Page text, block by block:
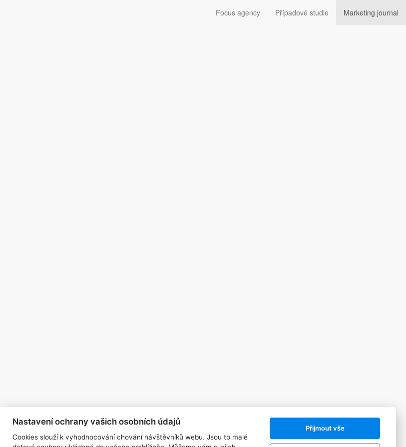
Focus agency Případové studie
Marketing journal
Nastavení ochrany vašich osobních údajů
Cookies slouží k vyhodnocování chování návštěvníků webu. Jsou to malé
Přijmout vše